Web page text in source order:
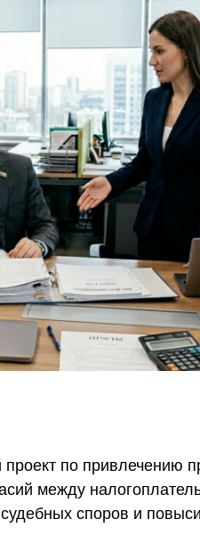
по привлечению
между
споров и